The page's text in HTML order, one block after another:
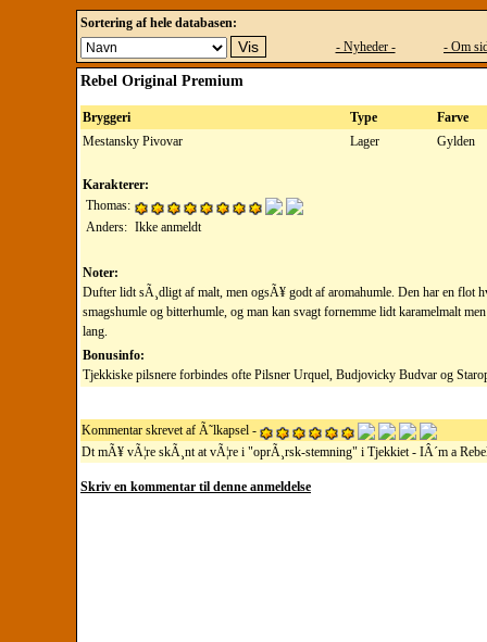
Sortering af hele databasen:
- Nyheder -
- Om
Rebel Original Premium
Bryggeri Type
Farve
Mestansky Pivovar
Lager Gylden
Karakterer:
Thomas:
Anders: Ikke anmeldt
Noter:
Dufter lidt sÃ¸dligt af malt, men ogsÃ¥ godt af aromahumle. Den har en flot
smagshumle og bitterhumle, og man kan svagt fornemme lidt karamelmalt
lang.
Bonusinfo:
Tjekkiske pilsnere forbindes ofte Pilsner Urquel, Budjovicky Budvar og
Kommentar skrevet af Ã˜lkapsel -
Dt mÃ¥ vÃ¦re skÃ¸nt at vÃ¦re i "oprÃ¸rsk-stemning" i Tjekkiet - IÂ´m a
Skriv en kommentar til denne anmeldelse